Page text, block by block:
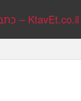
KtavEt.co.il – כתב עת